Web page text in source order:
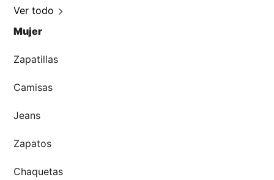
Ver todo
Mujer
Zapatillas
Camisas
Jeans
Zapatos
Chaquetas